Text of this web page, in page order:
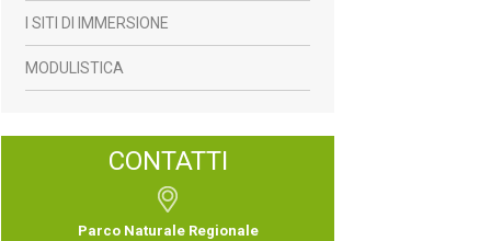
CONTATTI
Parco Naturale Regionale
I SITI DI IMMERSIONE
MODULISTICA